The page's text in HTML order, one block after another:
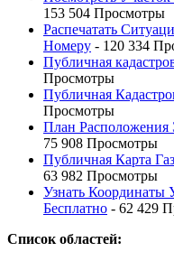
153 504 Просмотры
Распечатать
Номеру - 120 334
Публичная
Просмотры
Публичная
Просмотры
План
75 908 Просмотры
Публичная Карта
63 982 Просмотры
Узнать Координаты
Бесплатно - 62 429
Список областей: